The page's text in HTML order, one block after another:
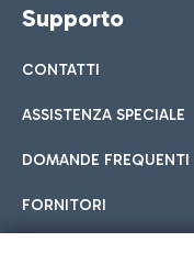
Supporto
CONTATTI
ASSISTENZA SPECIALE
DOMANDE FREQUENTI
FORNITORI